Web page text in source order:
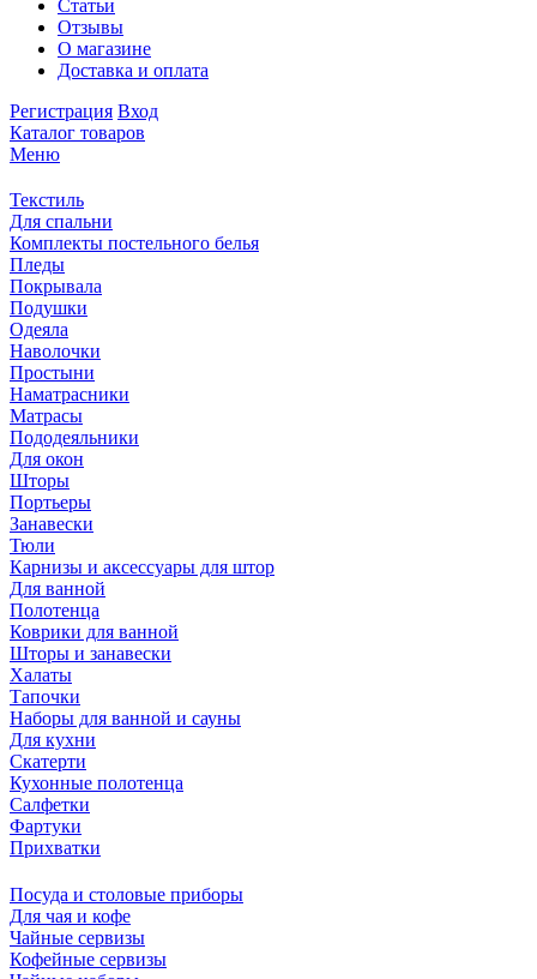
Статьи
Отзывы
О магазине
Доставка и оплата
Регистрация Вход
Каталог товаров
Меню
Текстиль
Для спальни
Комплекты постельного белья
Пледы
Покрывала
Подушки
Одеяла
Наволочки
Простыни
Наматрасники
Матрасы
Пододеяльники
Для окон
Шторы
Портьеры
Занавески
Тюли
Карнизы и аксессуары для штор
Для ванной
Полотенца
Коврики для ванной
Шторы и занавески
Халаты
Тапочки
Наборы для ванной и сауны
Для кухни
Скатерти
Кухонные полотенца
Салфетки
Фартуки
Прихватки
Посуда и столовые приборы
Для чая и кофе
Чайные сервизы
Кофейные сервизы